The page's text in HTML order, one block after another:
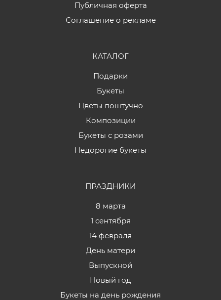
Публичная оферта
Соглашение о рекламе
КАТАЛОГ
Подарки
Букеты
Цветы поштучно
Композиции
Букеты с розами
Недорогие букеты
ПРАЗДНИКИ
8 марта
1 сентября
14 февраля
День матери
Выпускной
Новый год
Букеты на день рождения